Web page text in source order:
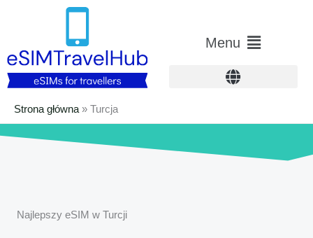
Menu
Menu
Strona główna » Turcja
Najlepszy eSIM w Turcji